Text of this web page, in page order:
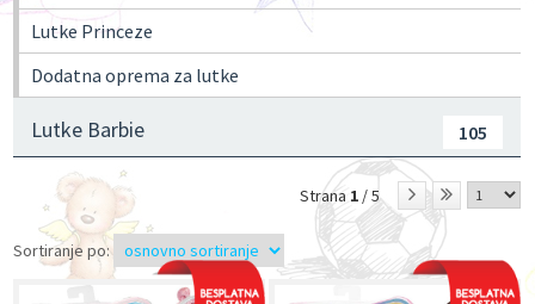
Lutke Princeze
Dodatna oprema za lutke
Lutke Barbie 105
Strana 1 / 5
Sortiranje po: